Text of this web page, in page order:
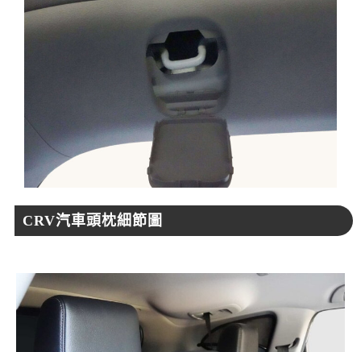
CRV汽車頭枕細節圖